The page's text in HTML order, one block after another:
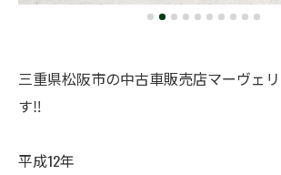
三重県松阪市の中古車販売店マーヴェ
す‼️
平成12年